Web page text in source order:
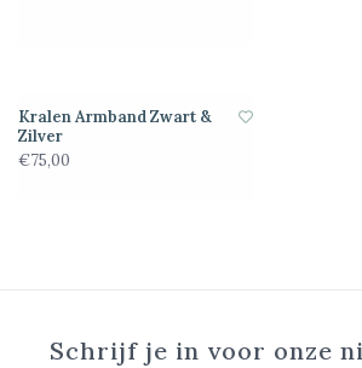
Kralen Armband Zwart &
Zilver
€75,00
Schrijf je in voor onze